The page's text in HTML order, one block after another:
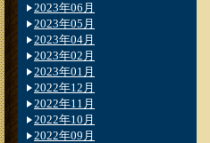
2023年06月
2023年05月
2023年04月
2023年02月
2023年01月
2022年12月
2022年11月
2022年10月
2022年09月